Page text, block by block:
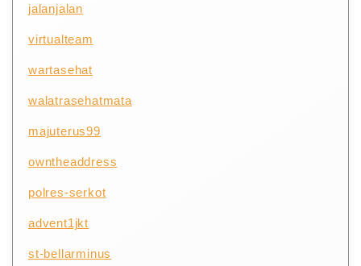
jalanjalan
virtualteam
wartasehat
walatrasehatmata
majuterus99
owntheaddress
polres-serkot
advent1jkt
st-bellarminus